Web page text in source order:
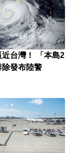
近台灣！ 「本島2
發布陸警